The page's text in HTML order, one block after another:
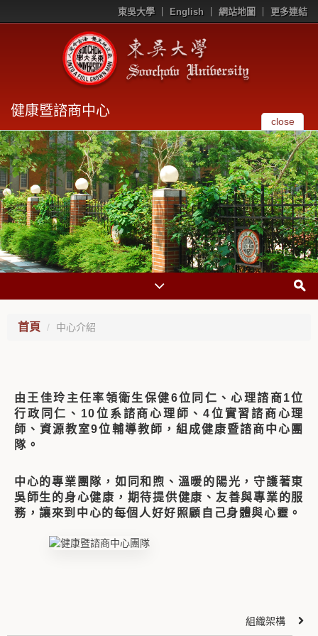
東吳大學 English 網站地圖 更多連結
健康暨諮商中心
close
首頁 中心介紹
由王佳玲主任率領衛生保健6位同仁、心理諮商1位
行政同仁、10位系諮商心理師、4位實習諮商心理
師、資源教室9位輔導教師，組成健康暨諮商中心團
隊。
中心的專業團隊，如同和煦、溫暖的陽光，守護著東
吳師生的身心健康，期待提供健康、友善與專業的服
務，讓來到中心的每個人好好照顧自己身體與心靈。
組織架構